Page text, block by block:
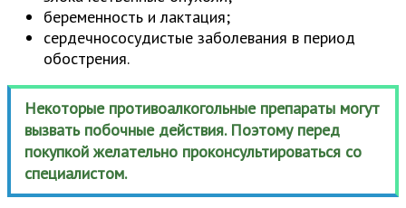
беременность и лактация;
сердечнососудистые заболевания в период
обострения.
Некоторые противоалкогольные препараты могут
вызвать побочные действия. Поэтому перед
покупкой желательно проконсультироваться со
специалистом.